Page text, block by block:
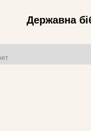
Державна